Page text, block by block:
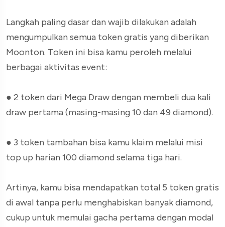
Langkah paling dasar dan wajib dilakukan adalah
mengumpulkan semua token gratis yang diberikan
Moonton. Token ini bisa kamu peroleh melalui
berbagai aktivitas event:
● 2 token dari Mega Draw dengan membeli dua kali
draw pertama (masing-masing 10 dan 49 diamond).
● 3 token tambahan bisa kamu klaim melalui misi
top up harian 100 diamond selama tiga hari.
Artinya, kamu bisa mendapatkan total 5 token gratis
di awal tanpa perlu menghabiskan banyak diamond,
cukup untuk memulai gacha pertama dengan modal